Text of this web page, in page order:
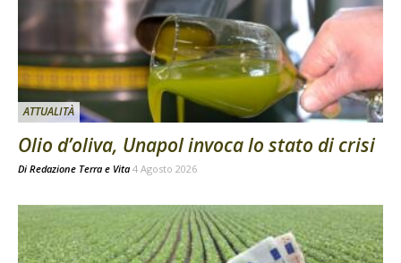
ATTUALITÀ
Olio d’oliva, Unapol invoca lo stato di crisi
Di Redazione Terra e Vita 4 Agosto 2026